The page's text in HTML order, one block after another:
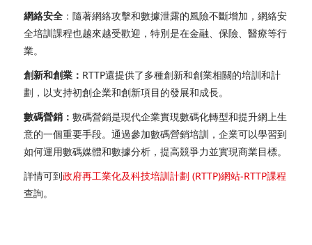
網絡安全 ：隨著網絡攻擊和數據泄露的風險不斷增加，網絡安
全培訓課程也越來越受歡迎，特別是在金融、保險、醫療等行
業。
創新和創業： RTTP還提供了多種創新和創業相關的培訓和計
劃，以支持初創企業和創新項目的發展和成長。
數碼營銷：數碼營銷是現代企業實現數碼化轉型和提升網上生
意的一個重要手段。通過參加數碼營銷培訓，企業可以學習到
如何運用數碼媒體和數據分析，提高競爭力並實現商業目標。
詳情可到政府再工業化及科技培訓計劃 (RTTP)網站-RTTP課程
查詢。